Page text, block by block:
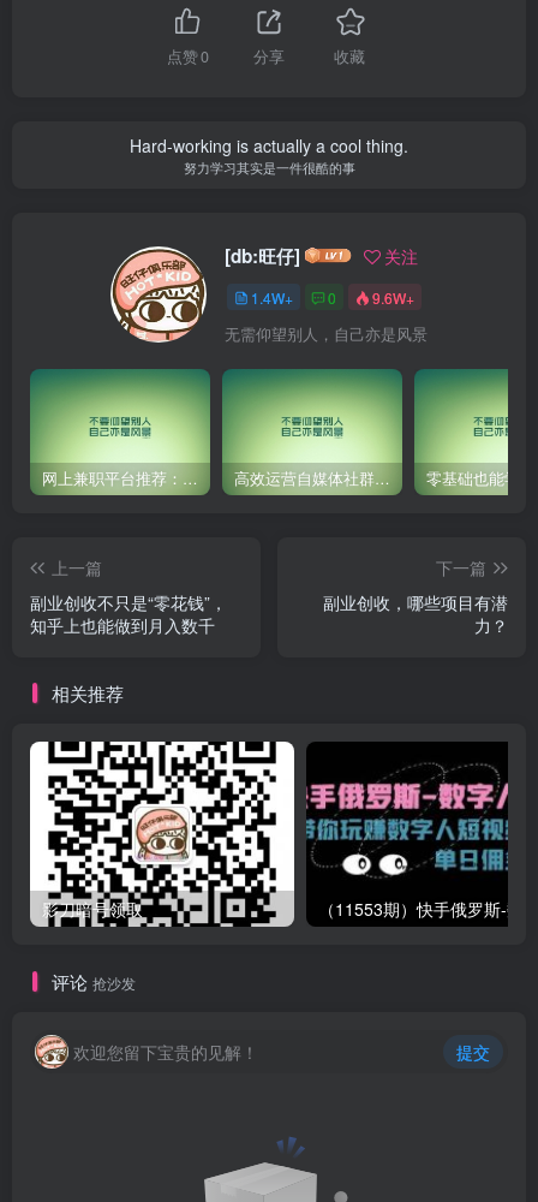
点赞0 分享 收藏
Hard-working is actually a cool thing.
努力学习其实是一件很酷的事
[db:旺仔] 关注
1.4W+ 0 9.6W+
无需仰望别人，自己亦是风景
网上兼职平台推荐：国外网赚任务！ 高效运营自媒体社群，让内容更有价值！
上一篇
副业创收不只是“零花钱”，
知乎上也能做到月入数千
下一篇
副业创收，哪些项目有潜
力？
相关推荐
影刀暗号领取
评论 抢沙发
欢迎您留下宝贵的见解！ 提交